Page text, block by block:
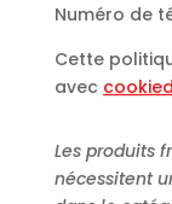
Numéro de
Cette
avec
Les produits
nécessitent